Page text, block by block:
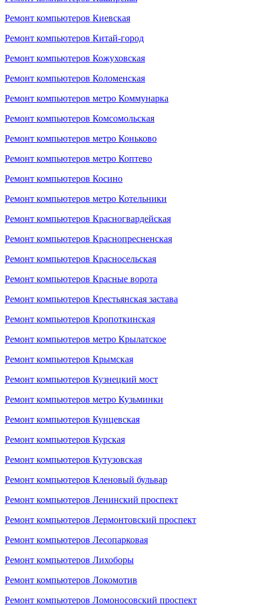
Ремонт компьютеров Киевская
Ремонт компьютеров Китай-город
Ремонт компьютеров Кожуховская
Ремонт компьютеров Коломенская
Ремонт компьютеров метро Коммунарка
Ремонт компьютеров Комсомольская
Ремонт компьютеров метро Коньково
Ремонт компьютеров метро Коптево
Ремонт компьютеров Косино
Ремонт компьютеров метро Котельники
Ремонт компьютеров Красногвардейская
Ремонт компьютеров Краснопресненская
Ремонт компьютеров Красносельская
Ремонт компьютеров Красные ворота
Ремонт компьютеров Крестьянская застава
Ремонт компьютеров Кропоткинская
Ремонт компьютеров метро Крылатское
Ремонт компьютеров Крымская
Ремонт компьютеров Кузнецкий мост
Ремонт компьютеров метро Кузьминки
Ремонт компьютеров Кунцевская
Ремонт компьютеров Курская
Ремонт компьютеров Кутузовская
Ремонт компьютеров Кленовый бульвар
Ремонт компьютеров Ленинский проспект
Ремонт компьютеров Лермонтовский проспект
Ремонт компьютеров Лесопарковая
Ремонт компьютеров Лихоборы
Ремонт компьютеров Локомотив
Ремонт компьютеров Ломоносовский проспект